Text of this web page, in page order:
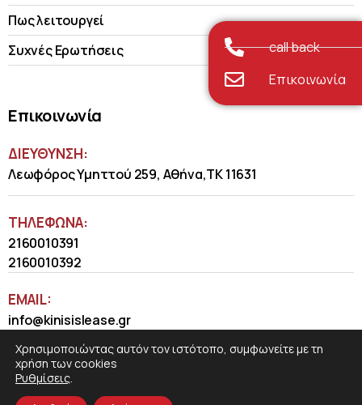
Πως λειτουργεί
Συχνές Ερωτήσεις
Επικοινωνία
ΔΙΕΥΘΥΝΣΗ:
Λεωφόρος Υμηττού 259, Αθήνα,ΤΚ 11631
ΤΗΛΈΦΩΝΑ:
2160010391
2160010392
EMAIL:
info@kinisislease.gr
call back
Επικοινωνία
Χρησιμοποιώντας αυτόν τον ιστότοπο, συμφωνείτε με τη
χρήση των cookies
Ρυθμίσεις.